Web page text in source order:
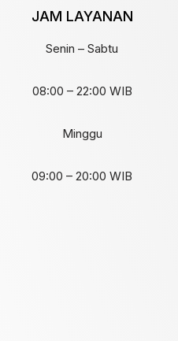
JAM LAYANAN
Senin – Sabtu
08:00 – 22:00 WIB
Minggu
09:00 – 20:00 WIB